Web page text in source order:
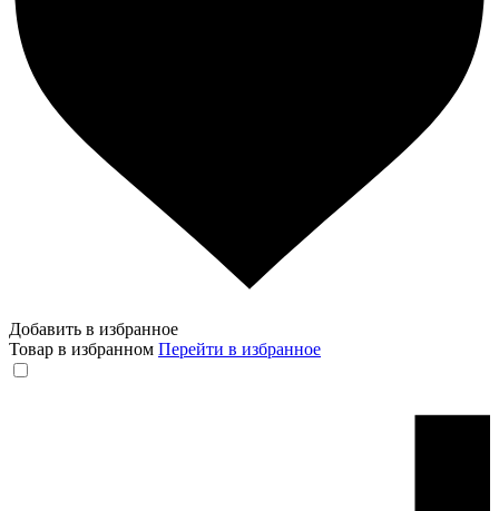
Добавить в избранное
Товар в избранном Перейти в избранное